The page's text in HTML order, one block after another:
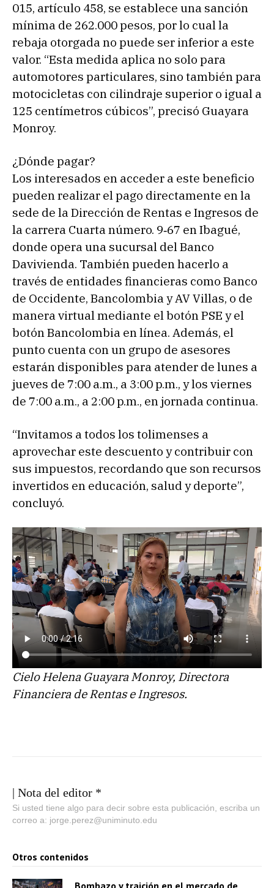
015, artículo 458, se establece una sanción
mínima de 262.000 pesos, por lo cual la
rebaja otorgada no puede ser inferior a este
valor. “Esta medida aplica no solo para
automotores particulares, sino también para
motocicletas con cilindraje superior o igual a
125 centímetros cúbicos”, precisó Guayara
Monroy.
¿Dónde pagar?
Los interesados en acceder a este beneficio
pueden realizar el pago directamente en la
sede de la Dirección de Rentas e Ingresos de
la carrera Cuarta número. 9‑67 en Ibagué,
donde opera una sucursal del Banco
Davivienda. También pueden hacerlo a
través de entidades financieras como Banco
de Occidente, Bancolombia y AV Villas, o de
manera virtual mediante el botón PSE y el
botón Bancolombia en línea. Además, el
punto cuenta con un grupo de asesores
estarán disponibles para atender de lunes a
jueves de 7:00 a.m., a 3:00 p.m., y los viernes
de 7:00 a.m., a 2:00 p.m., en jornada continua.
“Invitamos a todos los tolimenses a
aprovechar este descuento y contribuir con
sus impuestos, recordando que son recursos
invertidos en educación, salud y deporte”,
concluyó.
Cielo Helena Guayara Monroy, Directora
Financiera de Rentas e Ingresos.
| Nota del editor *
Si usted tiene algo para decir sobre esta publicación, escriba un
correo a: jorge.perez@uniminuto.edu
Otros contenidos
Bombazo y traición en el mercado de